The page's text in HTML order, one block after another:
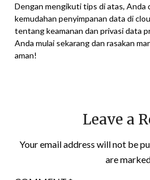
Dengan mengikuti tips di atas, Anda
kemudahan penyimpanan data di
tentang keamanan dan privasi data
Anda mulai sekarang dan rasakan
aman!
Leave a
Your email address will not be
are